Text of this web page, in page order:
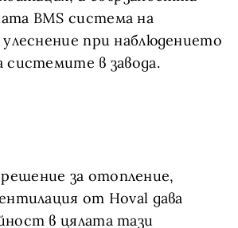
BMS система на
улеснение при наблюдението
системите в завода.
за отопление,
от Hoval дава
в цялата тази